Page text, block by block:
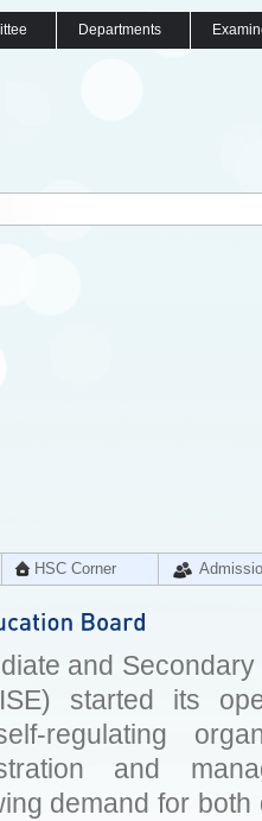
Departments
HSC Corner
and
started its
regulating
and
demand for